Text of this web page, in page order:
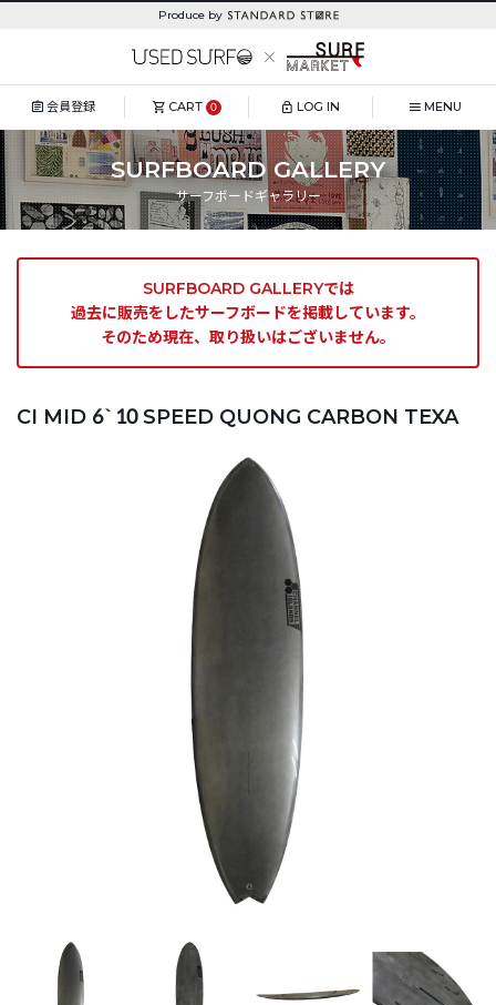
Produce by
会員登録 CART 0 LOG IN MENU
SURFBOARD GALLERY
サーフボードギャラリー
SURFBOARD GALLERYでは
過去に販売をしたサーフボードを掲載しています。
そのため現在、取り扱いはございません。
CI MID 6`10 SPEED QUONG CARBON TEXA